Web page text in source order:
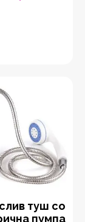
туш со
пумпа